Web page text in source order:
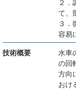
２．
て、
３．
容易
技術概要
水車
の回
方向
おけ